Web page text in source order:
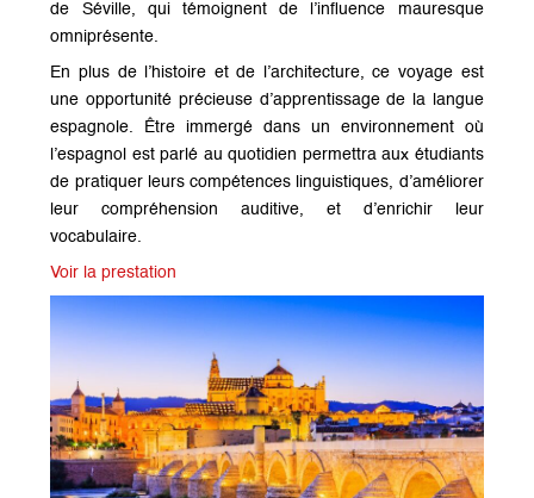
de Séville, qui témoignent de l’influence mauresque
omniprésente.
En plus de l’histoire et de l’architecture, ce voyage est
une opportunité précieuse d’apprentissage de la langue
espagnole. Être immergé dans un environnement où
l’espagnol est parlé au quotidien permettra aux étudiants
de pratiquer leurs compétences linguistiques, d’améliorer
leur compréhension auditive, et d’enrichir leur
vocabulaire.
Voir la prestation